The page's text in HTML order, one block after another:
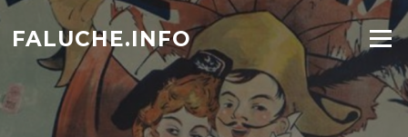
Aller
contenu
FALUCHE.INFO Menu